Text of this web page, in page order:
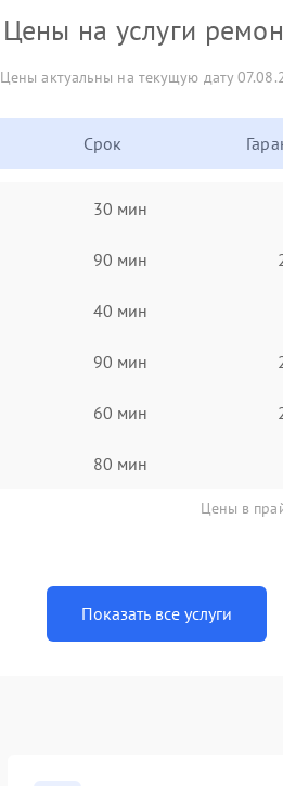
Цены на услуги
Цены актуальны на текущую дату
Срок
30 мин
90 мин
40 мин
90 мин
60 мин
80 мин
Цены в
Показать все услуги